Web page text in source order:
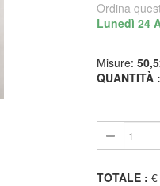
Ordina
Lunedì 24
Misure:
QUANTITÀ :
TOTALE :